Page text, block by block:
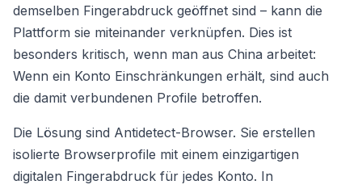
demselben Fingerabdruck geöffnet sind – kann die
Plattform sie miteinander verknüpfen. Dies ist
besonders kritisch, wenn man aus China arbeitet:
Wenn ein Konto Einschränkungen erhält, sind auch
die damit verbundenen Profile betroffen.
Die Lösung sind Antidetect-Browser. Sie erstellen
isolierte Browserprofile mit einem einzigartigen
digitalen Fingerabdruck für jedes Konto. In